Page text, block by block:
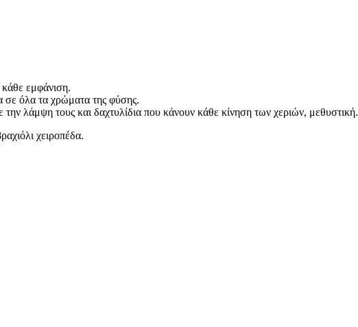
εμφάνιση.
σε όλα τα χρώματα της φύσης.
λάμψη τους και δαχτυλίδια που κάνουν κάθε κίνηση των χεριών, μεθυστική.
χειροπέδα.